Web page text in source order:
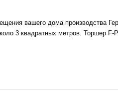
вашего дома производства
3 квадратных метров. Торшер F-